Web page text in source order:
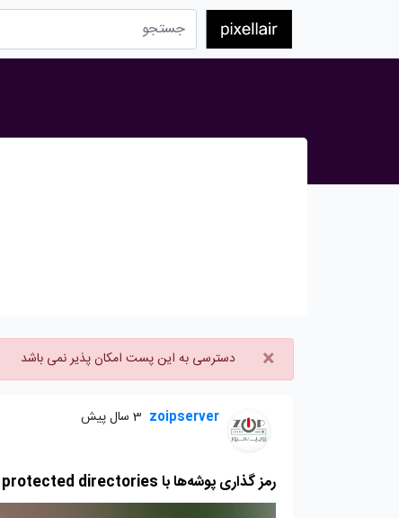
× دسترسی به این پست امکان پذیر نمی باشد
zoipserver 3 سال پیش
رمز گذاری پوشه‌ها با password protected directories